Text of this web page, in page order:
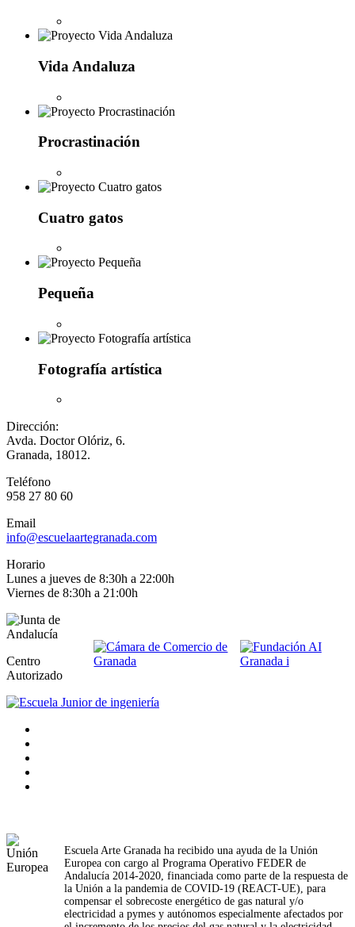
Vida Andaluza
Procrastinación
Cuatro gatos
Pequeña
Fotografía artística
Dirección:
Avda. Doctor Olóriz, 6.
Granada, 18012.
Teléfono
958 27 80 60
Email
info@escuelaartegranada.com
Horario
Lunes a jueves de 8:30h a 22:00h
Viernes de 8:30h a 21:00h
Centro
Autorizado
Escuela Arte Granada ha recibido una ayuda de la Unión
Europea con cargo al Programa Operativo FEDER de
Andalucía 2014-2020, financiada como parte de la respuesta de
la Unión a la pandemia de COVID-19 (REACT-UE), para
compensar el sobrecoste energético de gas natural y/o
electricidad a pymes y autónomos especialmente afectados por